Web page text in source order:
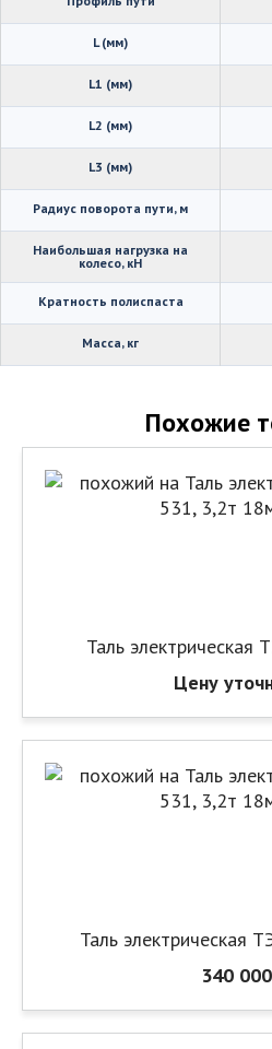
L (мм)
L1 (мм)
L2 (мм)
L3 (мм)
Радиус поворота пути, м
Наибольшая нагрузка на
колесо, кН
Кратность полиспаста
Масса, кг
Похожие
Таль электрическая
Цену
Таль электрическая
340